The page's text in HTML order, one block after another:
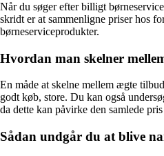
Når du søger efter billigt
skridt er at sammenligne priser hos
børneserviceprodukter.
Hvordan man skelner
En måde at skelne mellem ægte
godt køb, store. Du kan også
da dette kan påvirke den samlede
Sådan undgår du at blive